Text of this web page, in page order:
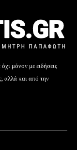
μόνον με ειδήσεις
αλλά και από την